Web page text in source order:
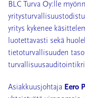
BLC Turva Oy:lle
yritys kykenee
luotettavasti sekä
tietoturvallisuuden
Asiakkuusjohtaja Eero